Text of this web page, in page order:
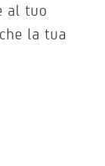
al tuo
la tua